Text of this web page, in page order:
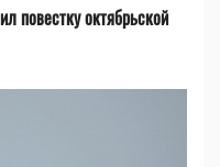
повестку октябрьской